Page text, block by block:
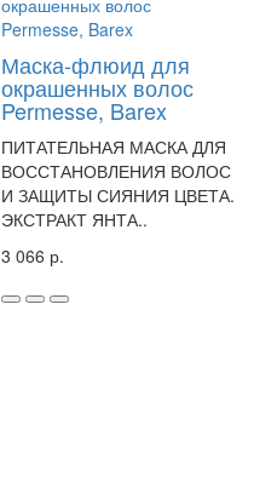
Маска-флюид для
окрашенных волос
Permesse, Barex
ПИТАТЕЛЬНАЯ МАСКА ДЛЯ
ВОССТАНОВЛЕНИЯ ВОЛОС
И ЗАЩИТЫ СИЯНИЯ ЦВЕТА.
ЭКСТРАКТ ЯНТА..
3 066 р.